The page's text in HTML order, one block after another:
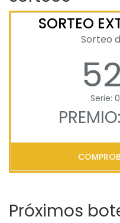
SORTEO
Sorteo
Serie:
Próximos